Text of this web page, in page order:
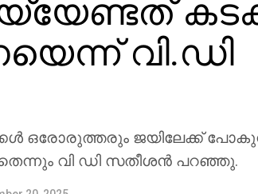
വി.ഡി
ഒരോരുത്തരും ജയിലേക്ക്
വി ഡി സതീശന്‍ പറഞ്ഞു.